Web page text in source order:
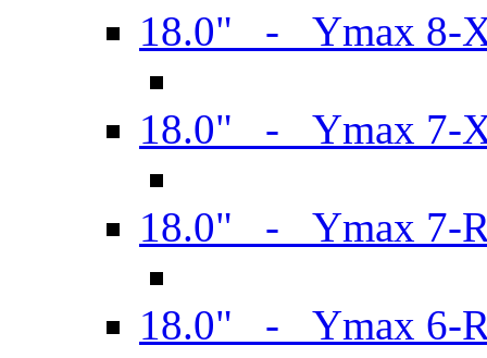
18.0" - Ymax 8-
18.0" - Ymax 7-
18.0" - Ymax 7-
18.0" - Ymax 6-